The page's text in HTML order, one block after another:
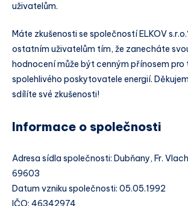
uživatelům.
Máte zkušenosti se společností ELKOV
ostatním uživatelům tím, že zanecháte
hodnocení může být cenným přínosem pro
spolehlivého poskytovatele energií.
sdílíte své zkušenosti!
Informace o společnosti
Adresa sídla společnosti: Dubňany, Fr.
69603
Datum vzniku společnosti: 05.05.1992
IČO: 46342974